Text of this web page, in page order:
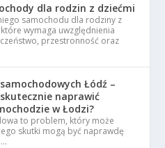
dla rodzin z dziećmi
samochodu dla rodziny z
wymaga uwzględnienia
przestronność oraz
Łódź –
naprawić
w Łodzi?
to problem, który może
skutki mogą być naprawdę